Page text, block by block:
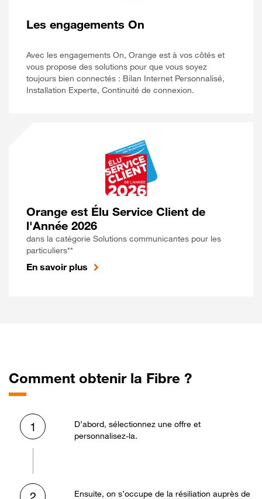
Les engagements On
Avec les engagements On, Orange est à vos côtés et
vous propose des solutions pour que vous soyez
toujours bien connectés : Bilan Internet Personnalisé,
Installation Experte, Continuité de connexion.
Orange est Élu Service Client de
l'Année 2026
dans la catégorie Solutions communicantes pour les
particuliers**
En savoir plus
Comment obtenir la Fibre ?
1
D’abord, sélectionnez une offre et
personnalisez-la.
Ensuite, on s’occupe de la résiliation auprès de